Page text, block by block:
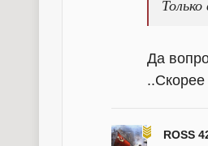
Да
..Скорее
ROSS